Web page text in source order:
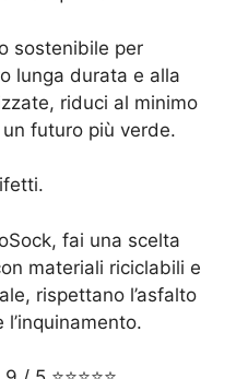
sostenibile per
lunga durata e alla
riduci al minimo
futuro più verde.
fai una scelta
materiali riciclabili e
rispettano l’asfalto